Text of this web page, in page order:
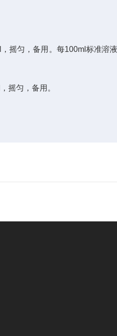
，摇匀，备用。每100ml 标准溶
，摇匀，备用。